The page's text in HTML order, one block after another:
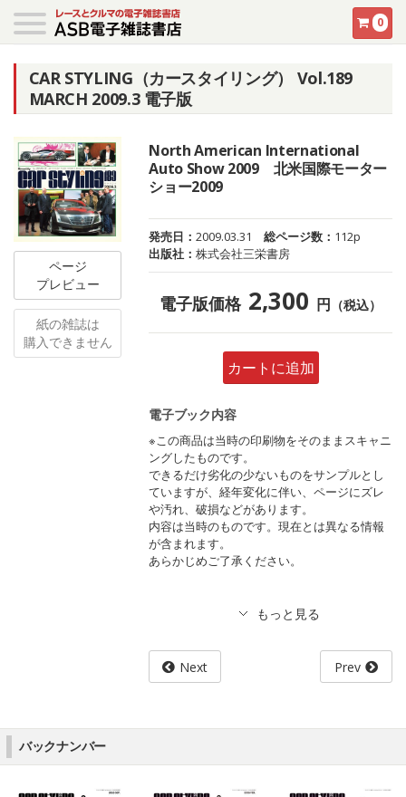
0
CAR STYLING（カースタイリング） Vol.189
MARCH 2009.3 電子版
ページ
プレビュー
紙の雑誌は
購入できません
North American International
Auto Show 2009 北米国際モーター
ショー2009
発売日：2009.03.31 総ページ数： 112p
出版社：株式会社三栄書房
電子版価格 2,300 円 （税込）
カートに追加
電子ブック内容
※この商品は当時の印刷物をそのままスキャニ
ングしたものです。
できるだけ劣化の少ないものをサンプルとし
ていますが、経年変化に伴い、ページにズレ
や汚れ、破損などがあります。
内容は当時のものです。現在とは異なる情報
が含まれます。
あらかじめご了承ください。
Next Prev
バックナンバー